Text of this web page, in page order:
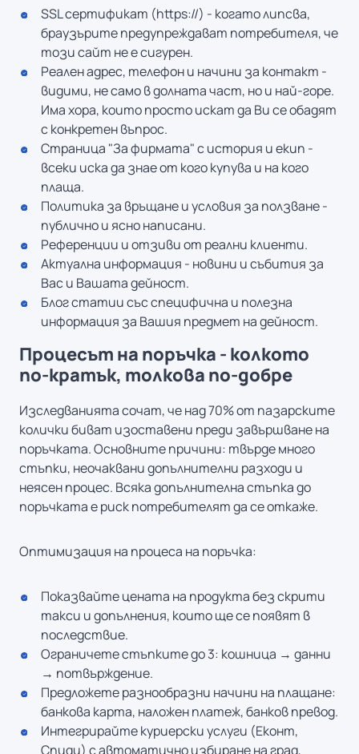
SSL сертификат (https://) - когато липсва,
браузърите предупреждават потребителя, че
този сайт не е сигурен.
Реален адрес, телефон и начини за контакт -
видими, не само в долната част, но и най-горе.
Има хора, които просто искат да Ви се обадят
с конкретен въпрос.
Страница "За фирмата" с история и екип -
всеки иска да знае от кого купува и на кого
плаща.
Политика за връщане и условия за ползване -
публично и ясно написани.
Референции и отзиви от реални клиенти.
Актуална информация - новини и събития за
Вас и Вашата дейност.
Блог статии със специфична и полезна
информация за Вашия предмет на дейност.
Процесът на поръчка - колкото
по-кратък, толкова по-добре
Изследванията сочат, че над 70% от пазарските
колички биват изоставени преди завършване на
поръчката. Основните причини: твърде много
стъпки, неочаквани допълнителни разходи и
неясен процес. Всяка допълнителна стъпка до
поръчката е риск потребителят да се откаже.
Оптимизация на процеса на поръчка:
Показвайте цената на продукта без скрити
такси и допълнения, които ще се появят в
последствие.
Ограничете стъпките до 3: кошница → данни
→ потвърждение.
Предложете разнообразни начини на плащане:
банкова карта, наложен платеж, банков превод.
Интегрирайте куриерски услуги (Еконт,
Спиди) с автоматично избиране на град,